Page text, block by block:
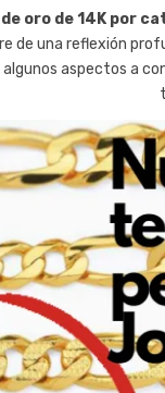
oro de 14K por
de una reflexión
aspectos a